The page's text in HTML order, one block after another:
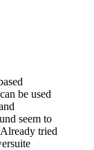
be used
seem to
tried